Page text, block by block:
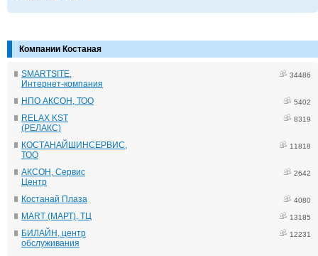
Компании Костаная
SMARTSITE,
Интернет-компания
34486
НПО АКСОН, ТОО 5402
RELAX KST
(РЕЛАКС)
8319
КОСТАНАЙШИНСЕРВИС,
ТОО
11818
АКСОН, Сервис
Центр
2642
Костанай Плаза 4080
MART (МАРТ), ТЦ 13185
БИЛАЙН, центр
обслуживания
12231